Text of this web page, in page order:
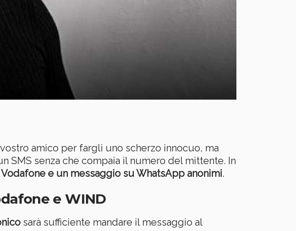
amico per fargli uno scherzo innocuo, ma
SMS senza che compaia il numero del mittente. In
e un messaggio su WhatsApp anonimi.
e WIND
sarà sufficiente mandare il messaggio al